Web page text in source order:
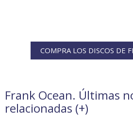
COMPRA LOS DISCOS DE
Frank Ocean. Últimas
relacionadas (+)